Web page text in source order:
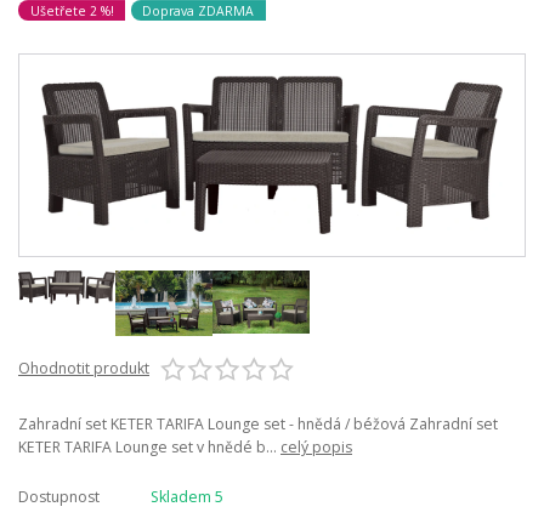
Ušetřete 2 %! Doprava ZDARMA
Ohodnotit produkt
Zahradní set KETER TARIFA Lounge set - hnědá / béžová Zahradní set
KETER TARIFA Lounge set v hnědé b... celý popis
Dostupnost Skladem 5